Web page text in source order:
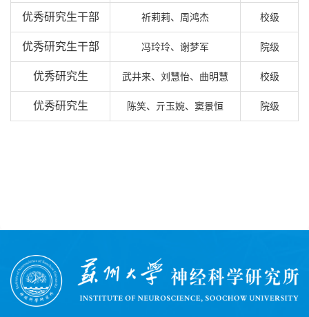
优秀研究生干部 祈莉莉、周鸿杰 校级
优秀研究生干部 冯玲玲、谢梦军 院级
优秀研究生 武井来、刘慧怡、曲明慧 校级
优秀研究生 陈笑、亓玉婉、窦景恒 院级